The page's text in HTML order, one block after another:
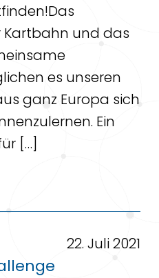
und das
es unseren
ganz Europa sich
Ein
[…]
22. Juli 2021